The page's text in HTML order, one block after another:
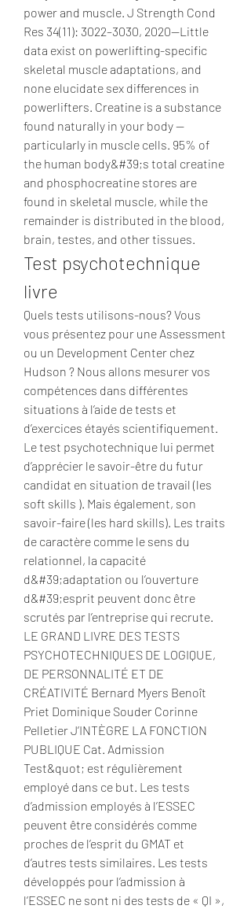
power and muscle. J Strength Cond
Res 34(11): 3022–3030, 2020—Little
data exist on powerlifting-specific
skeletal muscle adaptations, and
none elucidate sex differences in
powerlifters. Creatine is a substance
found naturally in your body —
particularly in muscle cells. 95% of
the human body&#39;s total creatine
and phosphocreatine stores are
found in skeletal muscle, while the
remainder is distributed in the blood,
brain, testes, and other tissues.
Test psychotechnique
livre
Quels tests utilisons-nous? Vous
vous présentez pour une Assessment
ou un Development Center chez
Hudson ? Nous allons mesurer vos
compétences dans différentes
situations à l’aide de tests et
d’exercices étayés scientifiquement.
Le test psychotechnique lui permet
d’apprécier le savoir-être du futur
candidat en situation de travail (les
soft skills ). Mais également, son
savoir-faire (les hard skills). Les traits
de caractère comme le sens du
relationnel, la capacité
d&#39;adaptation ou l’ouverture
d&#39;esprit peuvent donc être
scrutés par l’entreprise qui recrute.
LE GRAND LIVRE DES TESTS
PSYCHOTECHNIQUES DE LOGIQUE,
DE PERSONNALITÉ ET DE
CRÉATIVITÉ Bernard Myers Benoît
Priet Dominique Souder Corinne
Pelletier J’INTÈGRE LA FONCTION
PUBLIQUE Cat. Admission
Test&quot; est régulièrement
employé dans ce but. Les tests
d’admission employés à l’ESSEC
peuvent être considérés comme
proches de l’esprit du GMAT et
d’autres tests similaires. Les tests
développés pour l’admission à
l’ESSEC ne sont ni des tests de « QI »,